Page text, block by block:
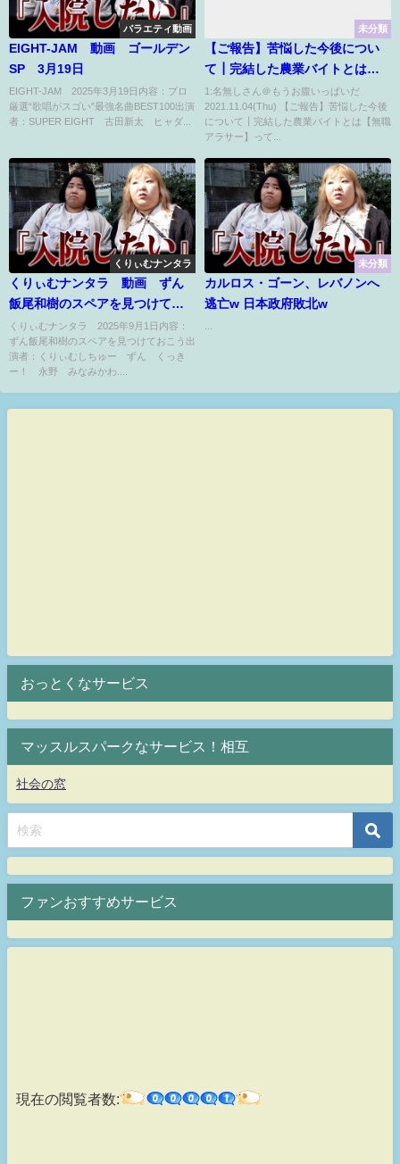
バラエティ動画
EIGHT-JAM 動画 ゴールデン
SP 3月19日
EIGHT-JAM 2025年3月19日内容：プロ
厳選“歌唱がスゴい”最強名曲BEST100出演
者：SUPER EIGHT 古田新太 ヒャダ...
未分類
【ご報告】苦悩した今後につい
て┃完結した農業バイトとは
【無職アラサー】
1:名無しさん＠もうお腹いっぱいだ
2021.11.04(Thu) 【ご報告】苦悩した今後
について┃完結した農業バイトとは【無職
アラサー】って...
くりぃむナンタラ
くりぃむナンタラ 動画 ずん
飯尾和樹のスペアを見つけてお
こう 9月1日
くりぃむナンタラ 2025年9月1日内容：
ずん飯尾和樹のスペアを見つけておこう出
演者：くりぃむしちゅー ずん くっき
ー！ 永野 みなみかわ....
未分類
カルロス・ゴーン、レバノンへ
逃亡w 日本政府敗北w
おっとくなサービス
マッスルスパークなサービス！相互
社会の窓
ファンおすすめサービス
現在の閲覧者数: